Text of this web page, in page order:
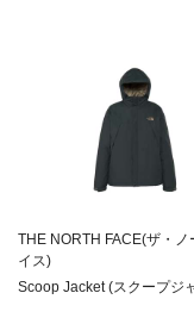
THE NORTH FACE(ザ・ノ
イス)
Scoop Jacket (スクープジ